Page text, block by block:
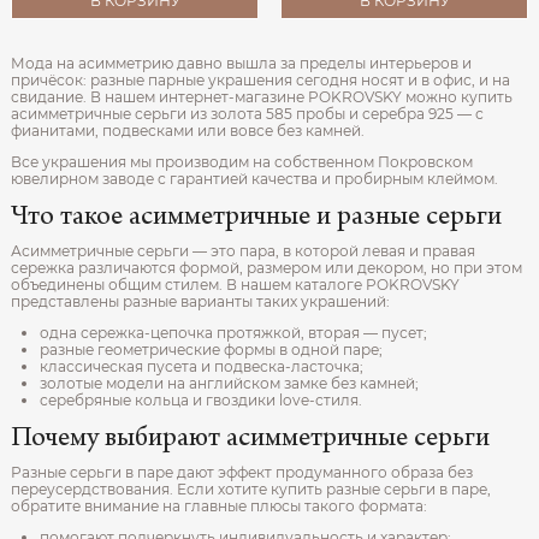
Мода на асимметрию давно вышла за пределы интерьеров и
причёсок: разные парные украшения сегодня носят и в офис, и на
свидание. В нашем интернет-магазине POKROVSKY можно купить
асимметричные серьги из золота 585 пробы и серебра 925 — с
фианитами, подвесками или вовсе без камней.
Все украшения мы производим на собственном Покровском
ювелирном заводе с гарантией качества и пробирным клеймом.
Что такое асимметричные и разные серьги
Асимметричные серьги — это пара, в которой левая и правая
сережка различаются формой, размером или декором, но при этом
объединены общим стилем. В нашем каталоге POKROVSKY
представлены разные варианты таких украшений:
одна сережка-цепочка протяжкой, вторая — пусет;
разные геометрические формы в одной паре;
классическая пусета и подвеска-ласточка;
золотые модели на английском замке без камней;
серебряные кольца и гвоздики love-стиля.
Почему выбирают асимметричные серьги
Разные серьги в паре дают эффект продуманного образа без
переусердствования. Если хотите купить разные серьги в паре,
обратите внимание на главные плюсы такого формата: